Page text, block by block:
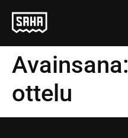
Avainsana:
ottelu